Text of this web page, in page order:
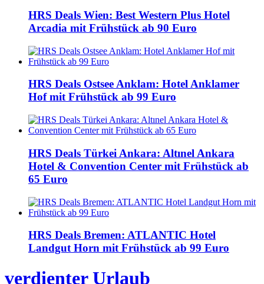
HRS Deals Wien: Best Western Plus Hotel
Arcadia mit Frühstück ab 90 Euro
HRS Deals Ostsee Anklam: Hotel Anklamer
Hof mit Frühstück ab 99 Euro
HRS Deals Türkei Ankara: Altınel Ankara
Hotel & Convention Center mit Frühstück ab
65 Euro
HRS Deals Bremen: ATLANTIC Hotel
Landgut Horn mit Frühstück ab 99 Euro
verdienter Urlaub